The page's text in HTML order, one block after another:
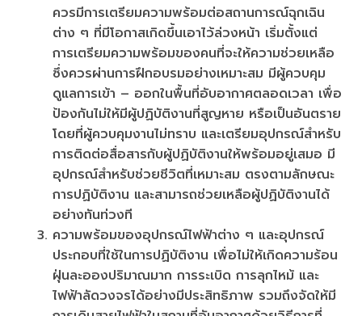
ควรมีการเตรียมความพร้อมต่อสถานการณ์ฉุกเฉิน
ต่าง ๆ ที่มีโอกาสเกิดขึ้นเอาไว้ล่วงหน้า เริ่มตั้งแต่
การเตรียมความพร้อมของคนที่จะให้ความช่วยเหลือ
ซึ่งควรผ่านการฝึกอบรมอย่างเหมาะสม มีผู้ควบคุม
ดูแลการเข้า – ออกในพื้นที่อับอากาศตลอดเวลา เพื่อ
ป้องกันไม่ให้มีผู้ปฏิบัติงานที่สูญหาย หรือเป็นอันตราย
โดยที่ผู้ควบคุมงานไม่ทราบ และเตรียมอุปกรณ์สำหรับ
การติดต่อสื่อสารกับผู้ปฏิบัติงานให้พร้อมอยู่เสมอ มี
อุปกรณ์สำหรับช่วยชีวิตที่เหมาะสม ตรงตามลักษณะ
การปฏิบัติงาน และสามารถช่วยเหลือผู้ปฏิบัติงานได้
อย่างทันท่วงที
ความพร้อมของอุปกรณ์ไฟฟ้าต่าง ๆ และอุปกรณ์
ประกอบที่ใช้ในการปฏิบัติงาน เพื่อไม่ให้เกิดความร้อน
ฝุ่นละอองปริมาณมาก การระเบิด การลุกไหม้ และ
ไฟฟ้าลัดวงจรได้อย่างมีประสิทธิภาพ รวมถึงจัดให้มี